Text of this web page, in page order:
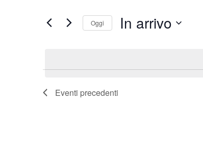
viste
per
Oggi In arrivo
Eventi precedenti